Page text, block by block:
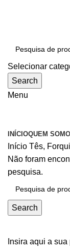
Selecionar
Search
Menu
INÍCIOQUEM
Insira aqui a
Início Tês,
Não foram
pesquisa.
Search